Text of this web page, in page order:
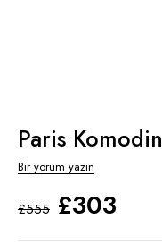
Paris Komodin
Bir yorum yazın
£555 £303